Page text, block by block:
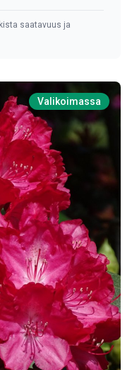
saatavuus ja
Valikoimassa